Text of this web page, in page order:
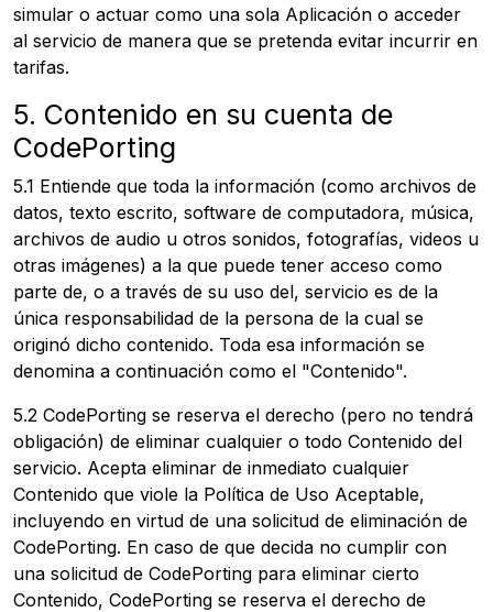
simular o actuar como una sola Aplicación o acceder
al servicio de manera que se pretenda evitar incurrir en
tarifas.
5. Contenido en su cuenta de
CodePorting
5.1 Entiende que toda la información (como archivos de
datos, texto escrito, software de computadora, música,
archivos de audio u otros sonidos, fotografías, videos u
otras imágenes) a la que puede tener acceso como
parte de, o a través de su uso del, servicio es de la
única responsabilidad de la persona de la cual se
originó dicho contenido. Toda esa información se
denomina a continuación como el "Contenido".
5.2 CodePorting se reserva el derecho (pero no tendrá
obligación) de eliminar cualquier o todo Contenido del
servicio. Acepta eliminar de inmediato cualquier
Contenido que viole la Política de Uso Aceptable,
incluyendo en virtud de una solicitud de eliminación de
CodePorting. En caso de que decida no cumplir con
una solicitud de CodePorting para eliminar cierto
Contenido, CodePorting se reserva el derecho de